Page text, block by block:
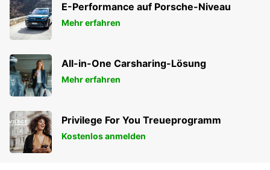
E-Performance auf Porsche-Niveau
Mehr erfahren
All-in-One Carsharing-Lösung
Mehr erfahren
Privilege For You Treueprogramm
Kostenlos anmelden